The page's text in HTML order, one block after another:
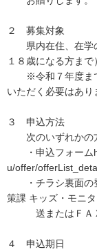
２ 募集対象
県内在住、在学の
１８歳になる方まで
※令和７年度まで
いただく必要はあり
３ 申込方法
次のいずれかの方
・申込フォーム
u/offer/
・チラシ裏面の登
策課 キッズ・モニ
送またはＦＡ
４ 申込期日